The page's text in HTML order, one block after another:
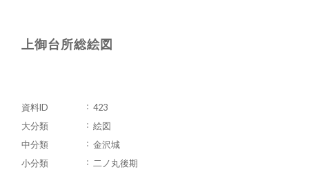
上御台所総絵図
資料ID
423
大分類
絵図
中分類
金沢城
小分類
二ノ丸後期